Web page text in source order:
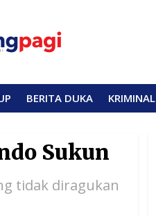
BERITA DUKA KRIMINAL
Sukun
tidak diragukan